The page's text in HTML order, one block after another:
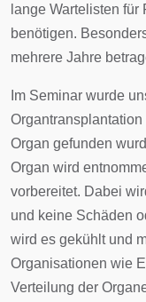
lange Wartelisten
benötigen.
mehrere Jahre
Im Seminar wurde
Organ gefunden
Organ wird
vorbereitet. Dabei
und keine Schäden
wird es gekühlt und
Organisationen wie
Verteilung der